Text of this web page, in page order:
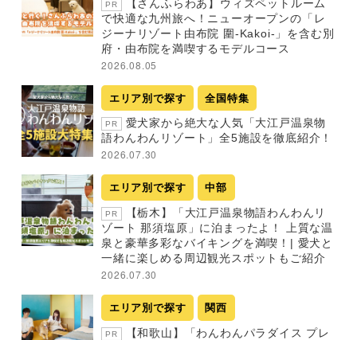
PR
【さんふらわあ】ウィズペットルーム
で快適な九州旅へ！ニューオープンの「レ
ジーナリゾート由布院 圍-Kakoi-」を含む別
府・由布院を満喫するモデルコース
2026.08.05
エリア別で探す 全国特集
PR
愛犬家から絶大な人気「大江戸温泉物
語わんわんリゾート」全5施設を徹底紹介！
2026.07.30
エリア別で探す 中部
PR
【栃木】「大江戸温泉物語わんわんリ
ゾート 那須塩原」に泊まったよ！ 上質な温
泉と豪華多彩なバイキングを満喫！| 愛犬と
一緒に楽しめる周辺観光スポットもご紹介
2026.07.30
エリア別で探す 関西
PR
【和歌山】「わんわんパラダイス プレ